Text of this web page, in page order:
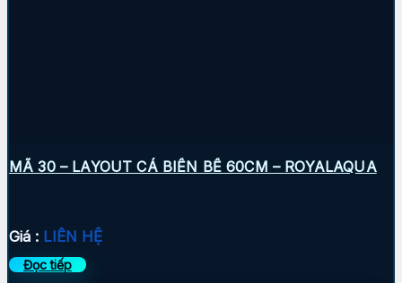
MÃ 30 – LAYOUT CÁ BIỂN BỂ 60CM – ROYALAQUA
Giá : LIÊN HỆ
Đọc tiếp